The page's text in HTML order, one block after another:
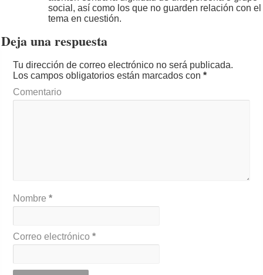
social, así como los que no guarden relación con el
tema en cuestión.
Deja una respuesta
Tu dirección de correo electrónico no será publicada.
Los campos obligatorios están marcados con*
Comentario
Nombre*
Correo electrónico*